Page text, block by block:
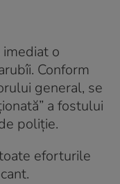
imediat o
Conform
general, se
a fostului
poliție.
eforturile